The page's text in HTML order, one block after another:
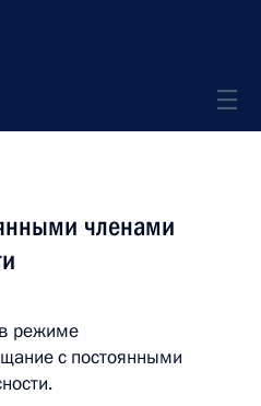
членами
режиме
с постоянными